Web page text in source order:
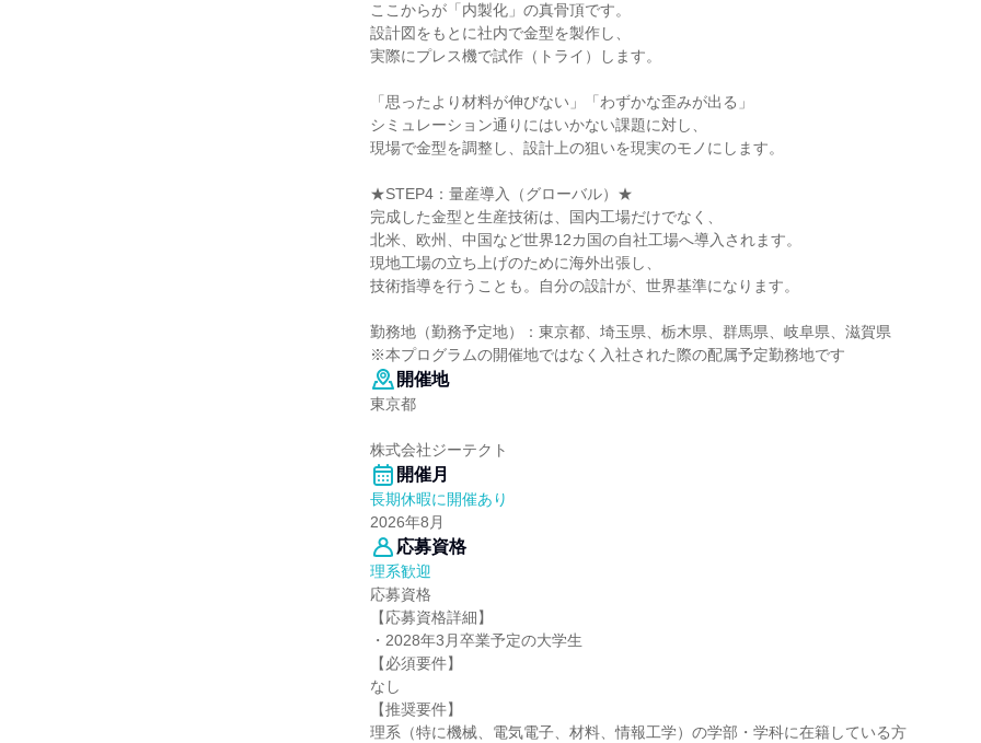
ここからが「内製化」の真骨頂です。
設計図をもとに社内で金型を製作し、
実際にプレス機で試作（トライ）します。
「思ったより材料が伸びない」「わずかな歪みが出る」
シミュレーション通りにはいかない課題に対し、
現場で金型を調整し、設計上の狙いを現実のモノにします。
★STEP4：量産導入（グローバル）★
完成した金型と生産技術は、国内工場だけでなく、
北米、欧州、中国など世界12カ国の自社工場へ導入されます。
現地工場の立ち上げのために海外出張し、
技術指導を行うことも。自分の設計が、世界基準になります。
勤務地（勤務予定地）：東京都、埼玉県、栃木県、群馬県、岐阜県、滋賀県
※本プログラムの開催地ではなく入社された際の配属予定勤務地です
開催地
東京都
株式会社ジーテクト
開催月
長期休暇に開催あり
2026年8月
応募資格
理系歓迎
応募資格
【応募資格詳細】
・2028年3月卒業予定の大学生
【必須要件】
なし
【推奨要件】
理系（特に機械、電気電子、材料、情報工学）の学部・学科に在籍している方